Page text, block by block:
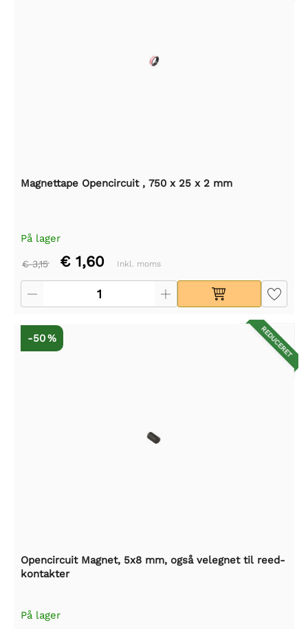
Magnettape Opencircuit , 750 x 25 x 2 mm
På lager
€ 3,15 € 1,60 Inkl. moms
REDUCERET
-50 %
Opencircuit Magnet, 5x8 mm, også velegnet til reed-
kontakter
På lager